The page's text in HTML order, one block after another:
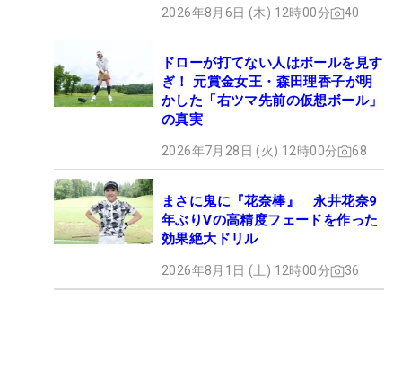
2026年8月6日 (木) 12時00分 40
ドローが打てない人はボールを見す
ぎ！ 元賞金女王・森田理香子が明
かした「右ツマ先前の仮想ボール」
の真実
2026年7月28日 (火) 12時00分 68
まさに鬼に『花奈棒』 永井花奈9
年ぶりVの高精度フェードを作った
効果絶大ドリル
2026年8月1日 (土) 12時00分 36